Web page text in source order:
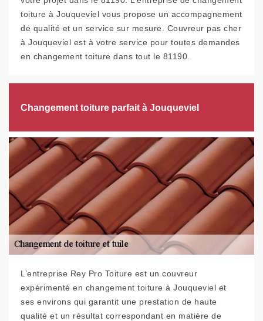
toiture à Jouqueviel vous propose un accompagnement
de qualité et un service sur mesure. Couvreur pas cher
à Jouqueviel est à votre service pour toutes demandes
en changement toiture dans tout le 81190.
Changement toiture parfait à Jouqueviel
L’entreprise Rey Pro Toiture est un couvreur
expérimenté en changement toiture à Jouqueviel et
ses environs qui garantit une prestation de haute
qualité et un résultat correspondant en matière de